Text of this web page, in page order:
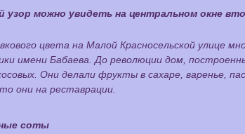
узор можно увидеть на центральном окне
цвета на Малой Красносельской улице
имени Бабаева. До революции дом,
Они делали фрукты в сахаре, варенье,
они на реставрации.
соты